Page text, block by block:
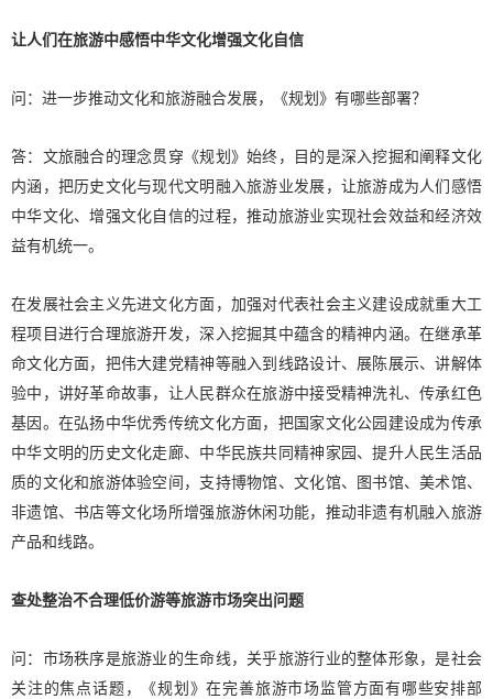
让人们在旅游中感悟中华文化增强文化自信
问：进一步推动文化和旅游融合发展，《规划》有哪些部署？
答：文旅融合的理念贯穿《规划》始终，目的是深入挖掘和阐释文化
内涵，把历史文化与现代文明融入旅游业发展，让旅游成为人们感悟
中华文化、增强文化自信的过程，推动旅游业实现社会效益和经济效
益有机统一。
在发展社会主义先进文化方面，加强对代表社会主义建设成就重大工
程项目进行合理旅游开发，深入挖掘其中蕴含的精神内涵。在继承革
命文化方面，把伟大建党精神等融入到线路设计、展陈展示、讲解体
验中，讲好革命故事，让人民群众在旅游中接受精神洗礼、传承红色
基因。在弘扬中华优秀传统文化方面，把国家文化公园建设成为传承
中华文明的历史文化走廊、中华民族共同精神家园、提升人民生活品
质的文化和旅游体验空间，支持博物馆、文化馆、图书馆、美术馆、
非遗馆、书店等文化场所增强旅游休闲功能，推动非遗有机融入旅游
产品和线路。
查处整治不合理低价游等旅游市场突出问题
问：市场秩序是旅游业的生命线，关乎旅游行业的整体形象，是社会
关注的焦点话题，《规划》在完善旅游市场监管方面有哪些安排部